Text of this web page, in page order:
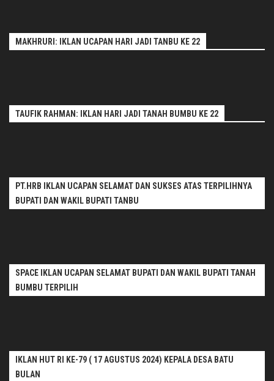
MAKHRURI: IKLAN UCAPAN HARI JADI TANBU KE 22
TAUFIK RAHMAN: IKLAN HARI JADI TANAH BUMBU KE 22
PT.HRB IKLAN UCAPAN SELAMAT DAN SUKSES ATAS TERPILIHNYA
BUPATI DAN WAKIL BUPATI TANBU
SPACE IKLAN UCAPAN SELAMAT BUPATI DAN WAKIL BUPATI TANAH
BUMBU TERPILIH
IKLAN HUT RI KE-79 ( 17 AGUSTUS 2024) KEPALA DESA BATU
BULAN